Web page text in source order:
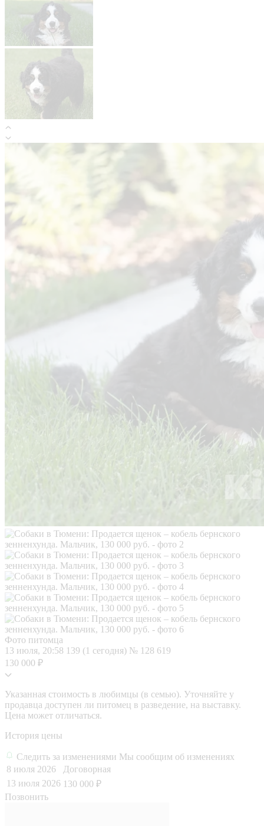
Фото питомца
13 июля, 20:58 139 (1 сегодня) № 128 619
130 000 ₽
Указанная стоимость в любимцы (в семью). Уточняйте у
продавца доступен ли питомец в разведение, на выставку.
Цена может отличаться.
История цены
Следить за изменениями Мы сообщим об изменениях
8 июля 2026
Договорная
13 июля 2026 130 000 ₽
Позвонить